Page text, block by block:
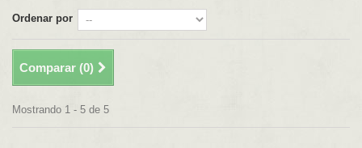
Ordenar por
Comparar (0)
Mostrando 1 - 5 de 5